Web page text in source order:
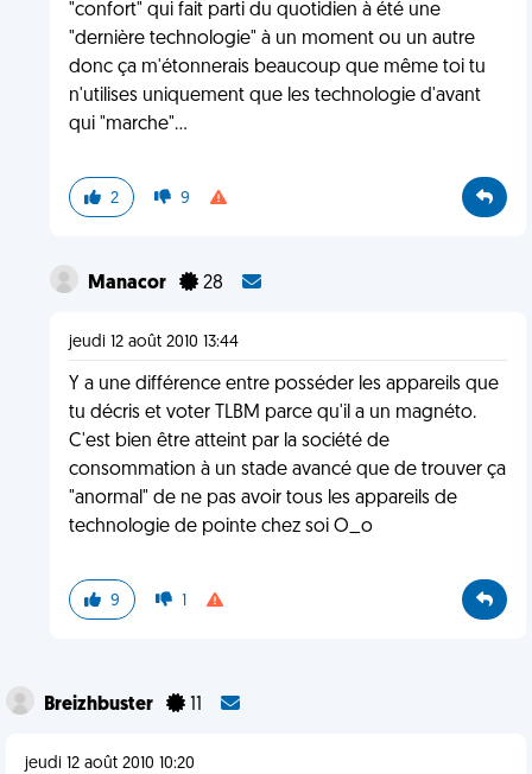
"confort" qui fait parti du quotidien à été une
"dernière technologie" à un moment ou un autre
donc ça m'étonnerais beaucoup que même toi tu
n'utilises uniquement que les technologie d'avant
qui "marche"...
2 9
Manacor 28
jeudi 12 août 2010 13:44
Y a une différence entre posséder les appareils que
tu décris et voter TLBM parce qu'il a un magnéto.
C'est bien être atteint par la société de
consommation à un stade avancé que de trouver ça
"anormal" de ne pas avoir tous les appareils de
technologie de pointe chez soi O_o
9 1
Breizhbuster
jeudi 12 août 2010 10:20